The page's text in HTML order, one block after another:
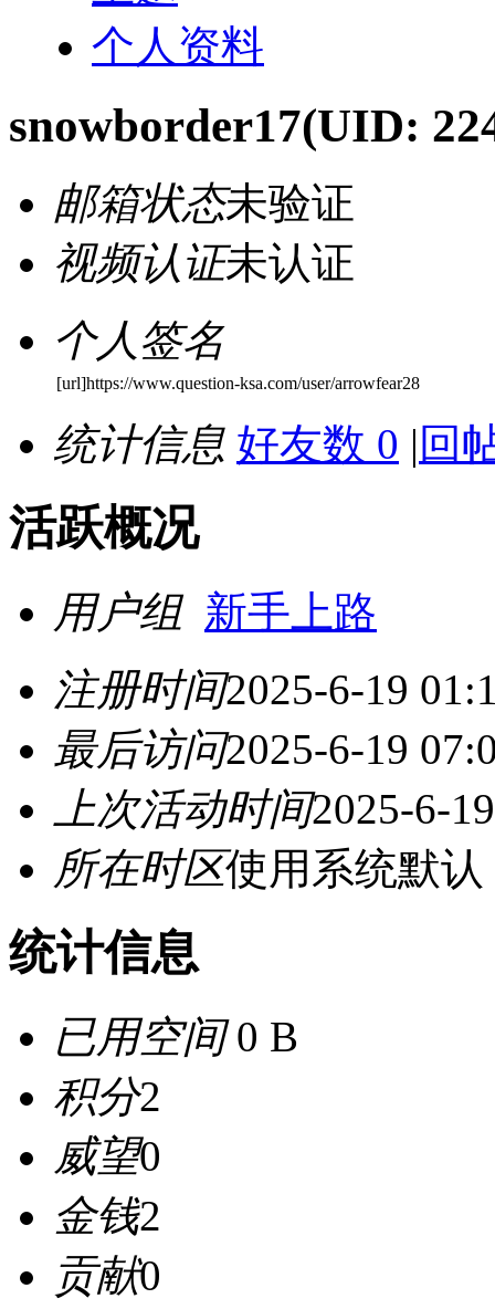
个人资料
snowborder17(UID:
邮箱状态未验证
视频认证未认证
个人签名
[url]https://www.question-ksa.com/user/arrowfear28
统计信息 好友数 0 | 回
活跃概况
用户组 新手上路
注册时间2025-6-19
最后访问2025-6-19
上次活动时间2025-6-
所在时区使用系统默认
统计信息
已用空间0 B
积分2
威望0
金钱2
贡献0